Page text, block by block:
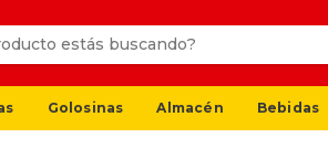
Golosinas Almacén Bebidas